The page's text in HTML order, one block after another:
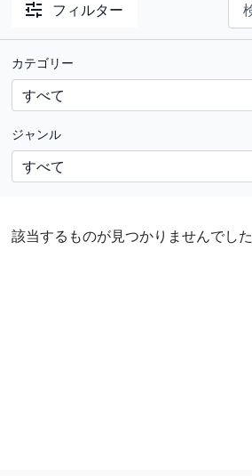
フィルター
カテゴリー
ジャンル
該当するものが見つかりませんでした